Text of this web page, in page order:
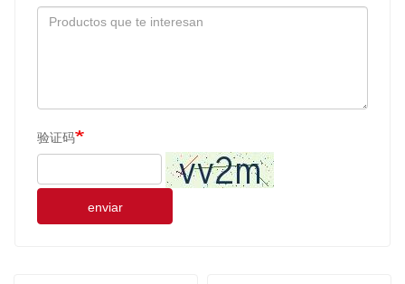
验证码
enviar